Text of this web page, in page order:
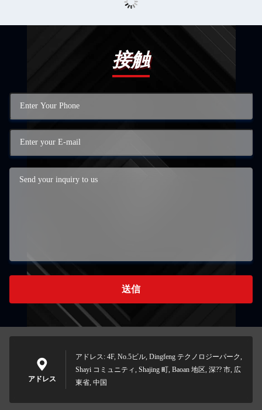
接触
送信
アドレス
アドレス: 4F, No.5ビル, Dingfeng テクノロジーパーク,
Shayi コミュニティ, Shajing 町, Baoan 地区, 深?? 市, 広
東省, 中国